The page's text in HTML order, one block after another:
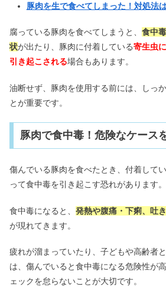
豚肉を生で食べてしまった！対処法
腐っている豚肉を食べてしまうと、 食中
状が出たり、豚肉に付着している寄生虫
引き起こされる場合もあります。
油断せず、豚肉を使用する前には、しっ
とが重要です。
豚肉で食中毒！危険なケース
傷んでいる豚肉を食べたとき、付着して
って食中毒を引き起こす恐れがあります。
食中毒になると、 発熱や腹痛・下痢、吐
が現れてきます。
疲れが溜まっていたり、子どもや高齢者
は、傷んでいると食中毒になる危険性が
ェックを怠らないことが大切です。